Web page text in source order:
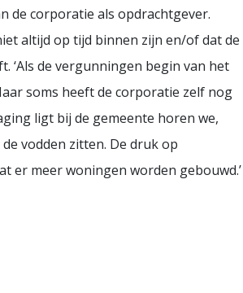
de corporatie als opdrachtgever.
altijd op tijd binnen zijn en/of dat de
‘Als de vergunningen begin van het
soms heeft de corporatie zelf nog
ligt bij de gemeente horen we,
vodden zitten. De druk op
er meer woningen worden gebouwd.’